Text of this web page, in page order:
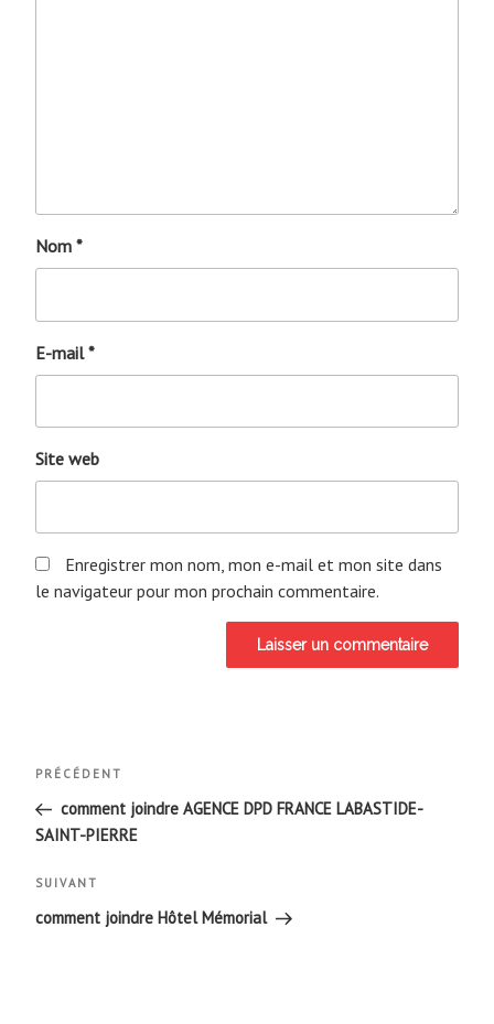
Nom *
E-mail*
Site web
Enregistrer mon nom, mon e-mail et mon site dans
le navigateur pour mon prochain commentaire.
Navigation
de
l’article
Article
précédent
PRÉCÉDENT
comment joindre AGENCE DPD FRANCE LABASTIDE-
SAINT-PIERRE
Article
suivant
SUIVANT
comment joindre Hôtel Mémorial